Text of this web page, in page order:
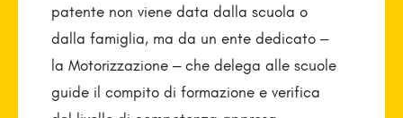
patente non viene data dalla scuola o
dalla famiglia, ma da un ente dedicato –
la Motorizzazione – che delega alle scuole
guide il compito di formazione e verifica